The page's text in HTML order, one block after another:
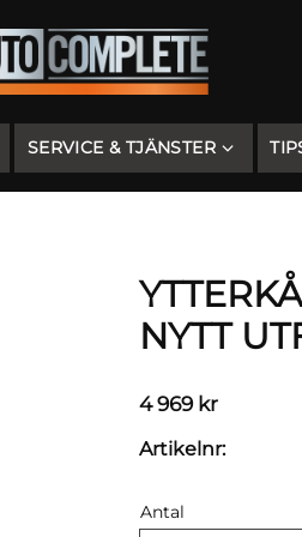
SERVICE & TJÄNSTER
NYTT
4 969kr
Antal
Artikelnr